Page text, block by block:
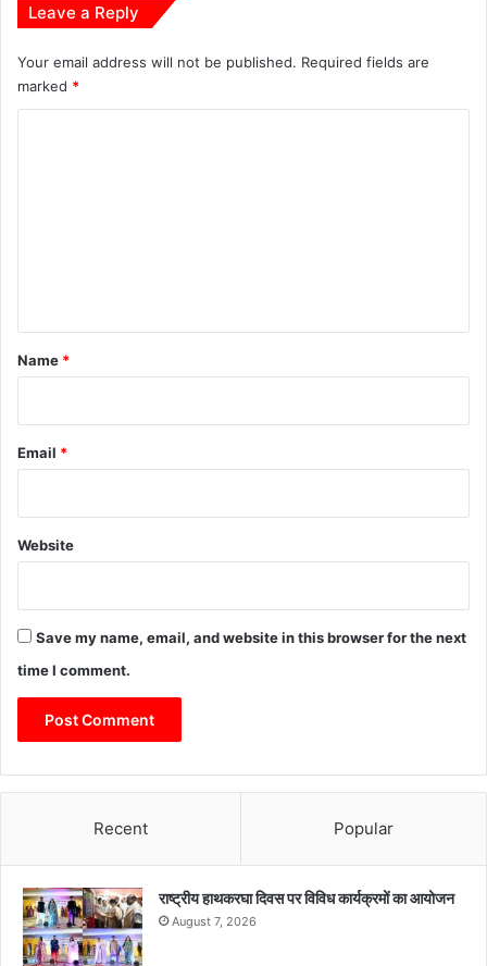
Leave a Reply
Your email address will not be published. Required fields are
marked *
*
Name *
Email *
Website
Save my name, email, and website in this browser for the next
time I comment.
Recent Popular
राष्ट्रीय हाथकरघा दिवस पर विविध कार्यक्रमों का आयोजन
August 7, 2026